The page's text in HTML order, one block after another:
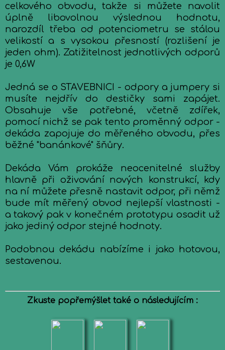
celkového obvodu, takže si můžete navolit
úplně libovolnou výslednou hodnotu,
narozdíl třeba od potenciometru se stálou
velikostí a s vysokou přesností (rozlišení je
jeden ohm). Zatižitelnost jednotlivých odporů
je 0,6W
Jedná se o STAVEBNICI - odpory a jumpery si
musíte nejdřív do destičky sami zapájet.
Obsahuje vše potřebné, včetně zdířek,
pomocí nichž se pak tento proměnný odpor -
dekáda zapojuje do měřeného obvodu, přes
běžné "banánkové" šňůry.
Dekáda Vám prokáže neocenitelné služby
hlavně při oživování nových konstrukcí, kdy
na ní můžete přesně nastavit odpor, při němž
bude mít měřený obvod nejlepší vlastnosti -
a takový pak v konečném prototypu osadit už
jako jediný odpor stejné hodnoty.
Podobnou dekádu nabízíme i jako hotovou,
sestavenou.
Zkuste popřemýšlet také o následujícím :